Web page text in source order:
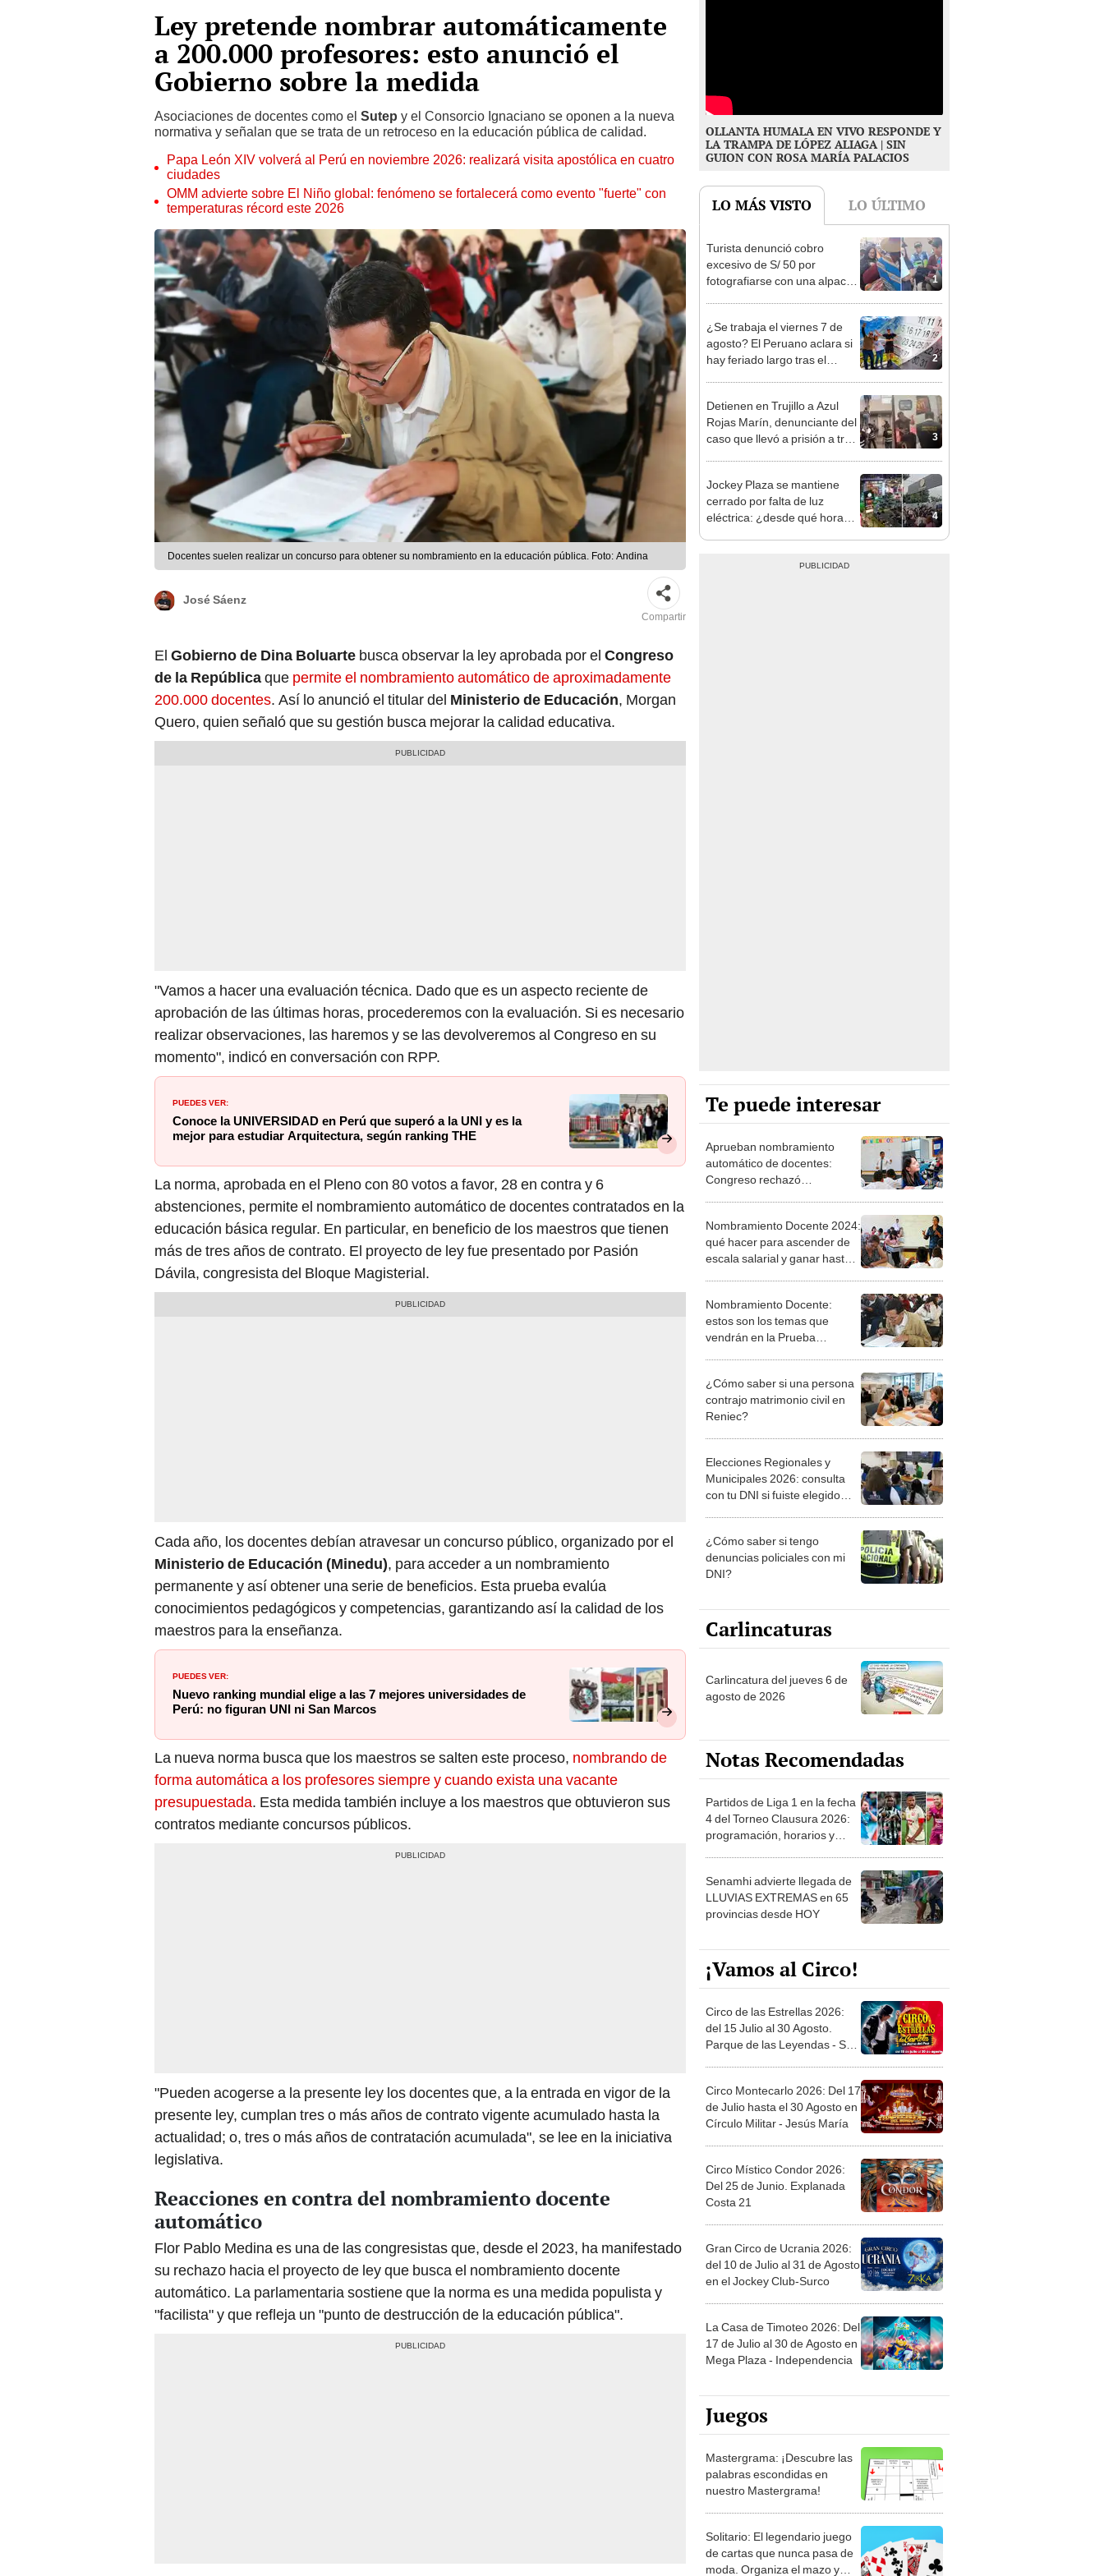
Ley pretende nombrar automáticamente
a 200.000 profesores: esto anunció el
Gobierno sobre la medida
Asociaciones de docentes como el Sutep y el Consorcio Ignaciano se oponen a la nueva
normativa y señalan que se trata de un retroceso en la educación pública de calidad.
Papa León XIV volverá al Perú en noviembre 2026: realizará visita apostólica en cuatro
ciudades
OMM advierte sobre El Niño global: fenómeno se fortalecerá como evento "fuerte" con
temperaturas récord este 2026
Docentes suelen realizar un concurso para obtener su nombramiento en la educación pública. Foto: Andina
José Sáenz
Compartir
El Gobierno de Dina Boluarte busca observar la ley aprobada por el Congreso
de la Repúblicaque permite el nombramiento automático de aproximadamente
200.000 docentes. Así lo anunció el titular del Ministerio de Educación, Morgan
Quero, quien señaló que su gestión busca mejorar la calidad educativa.
"Vamos a hacer una evaluación técnica. Dado que es un aspecto reciente de
aprobación de las últimas horas, procederemos con la evaluación. Si es necesario
realizar observaciones, las haremos y se las devolveremos al Congreso en su
momento", indicó en conversación con RPP.
PUEDES VER:
Conoce la UNIVERSIDAD en Perú que superó a la UNI y es la
mejor para estudiar Arquitectura, según ranking THE
La norma, aprobada en el Pleno con 80 votos a favor, 28 en contra y 6
abstenciones, permite el nombramiento automático de docentes contratados en la
educación básica regular. En particular, en beneficio de los maestros que tienen
más de tres años de contrato. El proyecto de ley fue presentado por Pasión
Dávila, congresista del Bloque Magisterial.
Cada año, los docentes debían atravesar un concurso público, organizado por el
Ministerio de Educación (Minedu), para acceder a un nombramiento
permanente y así obtener una serie de beneficios. Esta prueba evalúa
conocimientos pedagógicos y competencias, garantizando así la calidad de los
maestros para la enseñanza.
PUEDES VER:
Nuevo ranking mundial elige a las 7 mejores universidades de
Perú: no figuran UNI ni San Marcos
La nueva norma busca que los maestros se salten este proceso, nombrando de
forma automática a los profesores siempre y cuando exista una vacante
presupuestada. Esta medida también incluye a los maestros que obtuvieron sus
contratos mediante concursos públicos.
"Pueden acogerse a la presente ley los docentes que, a la entrada en vigor de la
presente ley, cumplan tres o más años de contrato vigente acumulado hasta la
actualidad; o, tres o más años de contratación acumulada", se lee en la iniciativa
legislativa.
Reacciones en contra del nombramiento docente
automático
Flor Pablo Medina es una de las congresistas que, desde el 2023, ha manifestado
su rechazo hacia el proyecto de ley que busca el nombramiento docente
automático. La parlamentaria sostiene que la norma es una medida populista y
"facilista" y que refleja un "punto de destrucción de la educación pública".
OLLANTA HUMALA EN VIVO RESPONDE Y
LA TRAMPA DE LÓPEZ ALIAGA | SIN
GUION CON ROSA MARÍA PALACIOS
LO MÁS VISTO LO ÚLTIMO
1
Turista denunció cobro
excesivo de S/ 50 por
fotografiarse con una alpaca
2
¿Se trabaja el viernes 7 de
agosto? El Peruano aclara si
hay feriado largo tras el
3
Detienen en Trujillo a Azul
Rojas Marín, denunciante del
caso que llevó a prisión a tres
4
Jockey Plaza se mantiene
cerrado por falta de luz
eléctrica: ¿desde qué hora
Te puede interesar
Aprueban nombramiento
automático de docentes:
Congreso rechazó
Nombramiento Docente 2024:
qué hacer para ascender de
escala salarial y ganar hasta
Nombramiento Docente:
estos son los temas que
vendrán en la Prueba
¿Cómo saber si una persona
contrajo matrimonio civil en
Reniec?
Elecciones Regionales y
Municipales 2026: consulta
con tu DNI si fuiste elegido
la ONPE
¿Cómo saber si tengo
denuncias policiales con mi
DNI?
Carlincaturas
Carlincatura del jueves 6 de
agosto de 2026
Notas Recomendadas
Partidos de Liga 1 en la fecha
4 del Torneo Clausura 2026:
programación, horarios y
Senamhi advierte llegada de
LLUVIAS EXTREMAS en 65
provincias desde HOY
¡Vamos al Circo!
Circo de las Estrellas 2026:
del 15 Julio al 30 Agosto.
Parque de las Leyendas - San
Circo Montecarlo 2026: Del 17
de Julio hasta el 30 Agosto en
Círculo Militar - Jesús María
Circo Místico Condor 2026:
Del 25 de Junio. Explanada
Costa 21
Gran Circo de Ucrania 2026:
del 10 de Julio al 31 de Agosto
en el Jockey Club-Surco
La Casa de Timoteo 2026: Del
17 de Julio al 30 de Agosto en
Mega Plaza - Independencia
Juegos
Mastergrama: ¡Descubre las
palabras escondidas en
nuestro Mastergrama!
Solitario: El legendario juego
de cartas que nunca pasa de
moda. Organiza el mazo y